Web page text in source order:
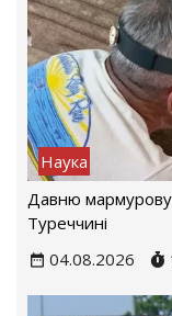
Наука
Давню мармурову
Туреччині
04.08.2026